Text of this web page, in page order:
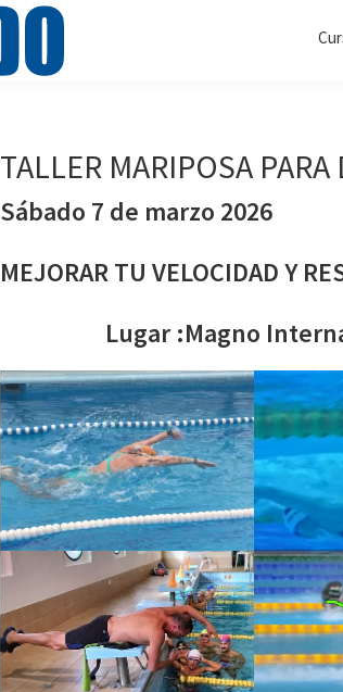
TALLER MARIPOSA PARA
Sábado 7 de marzo 2026
MEJORAR TU VELOCIDAD Y
Lugar :Magno